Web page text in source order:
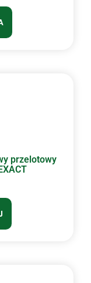
przelotowy